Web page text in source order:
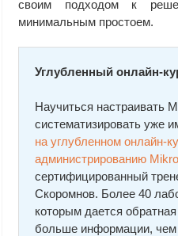
своим подходом к
минимальным простоем.
Углубленный онлайн-
Научиться настраивать
систематизировать уже
на углубленном онлайн-
администрированию
сертифицированный
Скоромнов. Более 40
которым дается
больше информации, чем